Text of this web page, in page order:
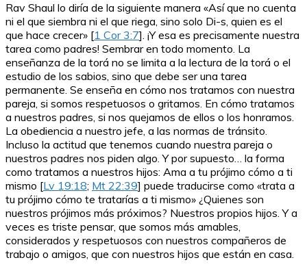
Rav Shaul lo diría de la siguiente manera «Así que no cuenta
ni el que siembra ni el que riega, sino solo Di-s, quien es el
que hace crecer» [1 Cor 3:7]. ¡Y esa es precisamente nuestra
tarea como padres! Sembrar en todo momento. La
enseñanza de la torá no se limita a la lectura de la torá o el
estudio de los sabios, sino que debe ser una tarea
permanente. Se enseña en cómo nos tratamos con nuestra
pareja, si somos respetuosos o gritamos. En cómo tratamos
a nuestros padres, si nos quejamos de ellos o los honramos.
La obediencia a nuestro jefe, a las normas de tránsito.
Incluso la actitud que tenemos cuando nuestra pareja o
nuestros padres nos piden algo. Y por supuesto… la forma
como tratamos a nuestros hijos: Ama a tu prójimo cómo a ti
mismo [Lv 19:18; Mt 22:39] puede traducirse como «trata a
tu prójimo cómo te tratarías a ti mismo» ¿Quienes son
nuestros prójimos más próximos? Nuestros propios hijos. Y a
veces es triste pensar, que somos más amables,
considerados y respetuosos con nuestros compañeros de
trabajo o amigos, que con nuestros hijos que están en casa.